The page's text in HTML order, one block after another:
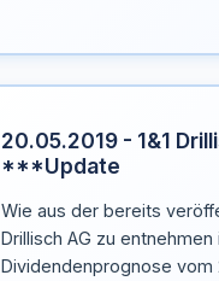
20.05.2019 - 1&1
***Update
Wie aus der bereits
Drillisch AG zu
Dividendenprognose vom